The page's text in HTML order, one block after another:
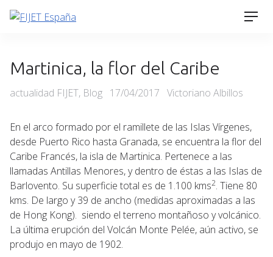
Skip
Martinica, la flor del Caribe
Categories
actualidad FIJET, Blog Posted
17/04/2017 Victoriano Albillos
En el arco formado por el ramillete de las Islas Vírgenes,
desde Puerto Rico hasta Granada, se encuentra la flor del
Caribe Francés, la isla de Martinica. Pertenece a las
llamadas Antillas Menores, y dentro de éstas a las Islas de
Barlovento. Su superficie total es de 1.100 kms2. Tiene 80
kms. De largo y 39 de ancho (medidas aproximadas a las
de Hong Kong). siendo el terreno montañoso y volcánico.
La última erupción del Volcán Monte Pelée, aún activo, se
produjo en mayo de 1902.